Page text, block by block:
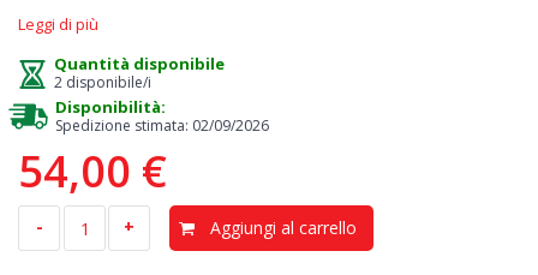
Design >
l’alta qualità della gomma e la forma a vaschetta
garantiscono una protezione completa. I margini del set sono
alti circa 4-5 centimetri e consentono di trattenere eventuali
liquidi e la sporcizia all’interno dei tappetini. Il pianale sottostante
resta asciutto e pulito, evitando così il rischio di cattivi odori e
muffa. Sono stati studiati appositamente per resistere ai raggi
UV, alle alte temperature e ai graffi. Designed in Italy, Made in
EU.
Leggi di più
Quantità disponibile
2 disponibile/i
Disponibilità:
Spedizione stimata: 02/09/2026
54,00 €
- + Aggiungi al carrello